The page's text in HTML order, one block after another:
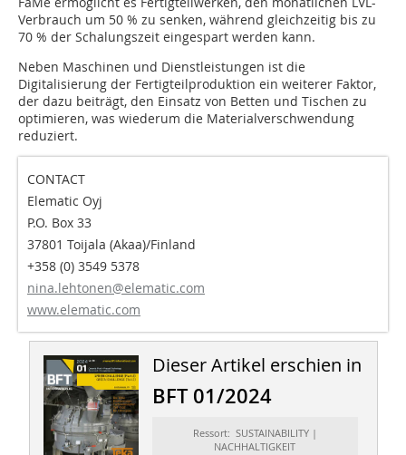
Verbrauch um 50 % zu senken, während gleichzeitig bis zu
70 % der Schalungszeit eingespart werden kann.
Neben Maschinen und Dienstleistungen ist die
Digitalisierung der Fertigteilproduktion ein weiterer Faktor,
der dazu beiträgt, den Einsatz von Betten und Tischen zu
optimieren, was wiederum die Materialverschwendung
reduziert.
CONTACT
Elematic Oyj
P.O. Box 33
37801 Toijala (Akaa)/Finland
+358 (0) 3549 5378
nina.lehtonen@elematic.com
www.elematic.com
Dieser Artikel erschien in
BFT 01/2024
Ressort: SUSTAINABILITY |
NACHHALTIGKEIT